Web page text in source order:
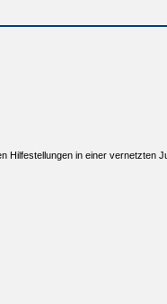
in einer vernetzten